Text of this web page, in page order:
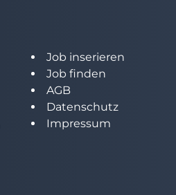
Job inserieren
Job finden
AGB
Datenschutz
Impressum